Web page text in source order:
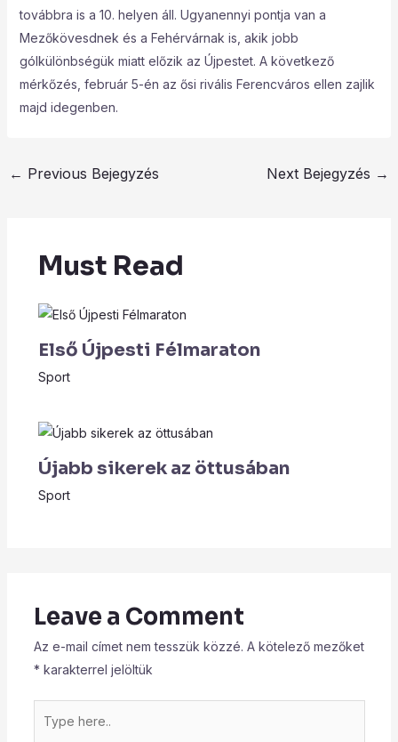
továbbra is a 10. helyen áll. Ugyanennyi pontja van a
Mezőkövesdnek és a Fehérvárnak is, akik jobb
gólkülönbségük miatt előzik az Újpestet. A következő
mérkőzés, február 5-én az ősi rivális Ferencváros ellen zajlik
majd idegenben.
← Previous Bejegyzés Next Bejegyzés →
Must Read
Első Újpesti Félmaraton
Sport
Újabb sikerek az öttusában
Sport
Leave a Comment
Az e-mail címet nem tesszük közzé. A kötelező mezőket
* karakterrel jelöltük
here..